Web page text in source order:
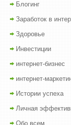
Блогинг
Заработок в
Здоровье
Инвестиции
интернет-бизнес
интернет-
Истории успеха
Личная
Обо всем